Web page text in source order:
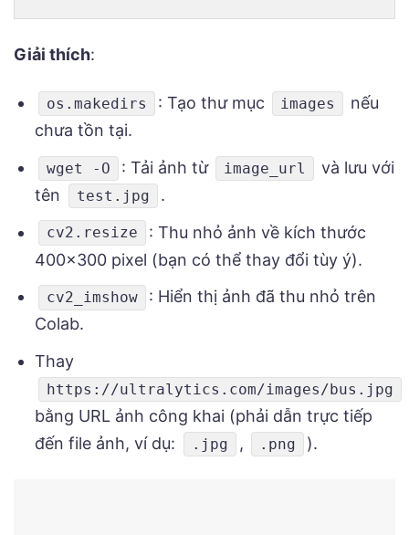
Giải thích:
os.makedirs : Tạo thư mục images
nếu
chưa tồn tại.
wget -O : Tải ảnh từ image_url
và lưu với
tên
test.jpg .
cv2.resize
: Thu nhỏ ảnh về kích thước
400×300 pixel (bạn có thể thay đổi tùy ý).
cv2_imshow
: Hiển thị ảnh đã thu nhỏ trên
Colab.
Thay
https://ultralytics.com/images/bus.jpg
bằng URL ảnh công khai (phải dẫn trực tiếp
đến file ảnh, ví dụ:
.jpg , .png ).